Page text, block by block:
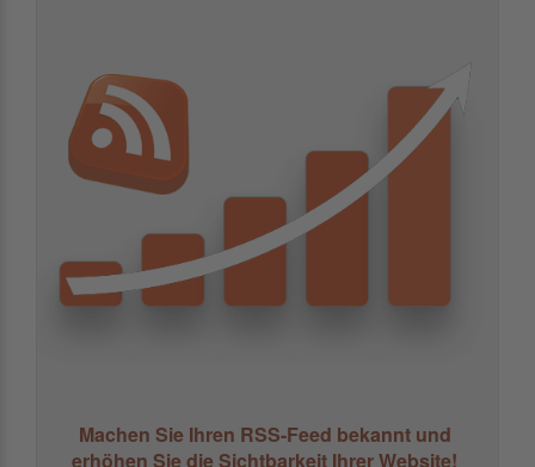
Machen Sie Ihren RSS-Feed bekannt und
erhöhen Sie die Sichtbarkeit Ihrer Website!